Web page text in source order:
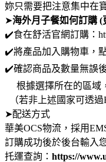
妳只需要把注意集中在
➤海外月子餐如何訂購
✔️食在舒活官網訂購：
✔️將產品加入購物車，
✔️確認商品及數量無誤
根據選擇所在的區域
（若非上述國家可透過
➤配送方式
華美OCS物流，採用
訂購成功後於後台輸入
托運查詢： https://